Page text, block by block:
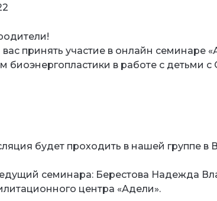
принять участие в онлайн семинаре
биоэнергопластики в работе с детьми с
будет проходить в нашей группе в
семинара: Берестова Надежда
центра «Адели».